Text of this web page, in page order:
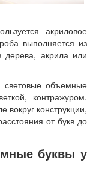
акриловое
выполняется из
дерева, акрила или
объемные
контражуром.
вокруг конструкции,
от букв до
буквы у